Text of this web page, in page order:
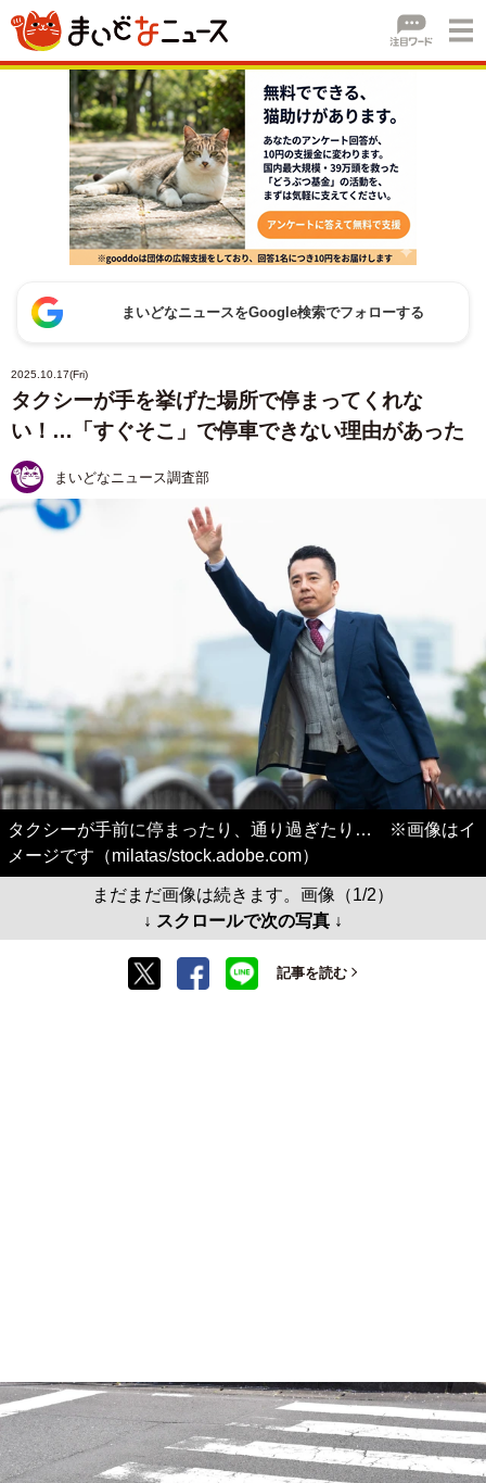
まいどなニュースをGoogle検索でフォローする
2025.10.17(Fri)
タクシーが手を挙げた場所で停まってくれな
い！…「すぐそこ」で停車できない理由があった
まいどなニュース調査部
タクシーが手前に停まったり、通り過ぎたり… ※画像はイ
メージです（milatas/stock.adobe.com）
まだまだ画像は続きます。画像（1/2）
↓ スクロールで次の写真 ↓
記事を読む